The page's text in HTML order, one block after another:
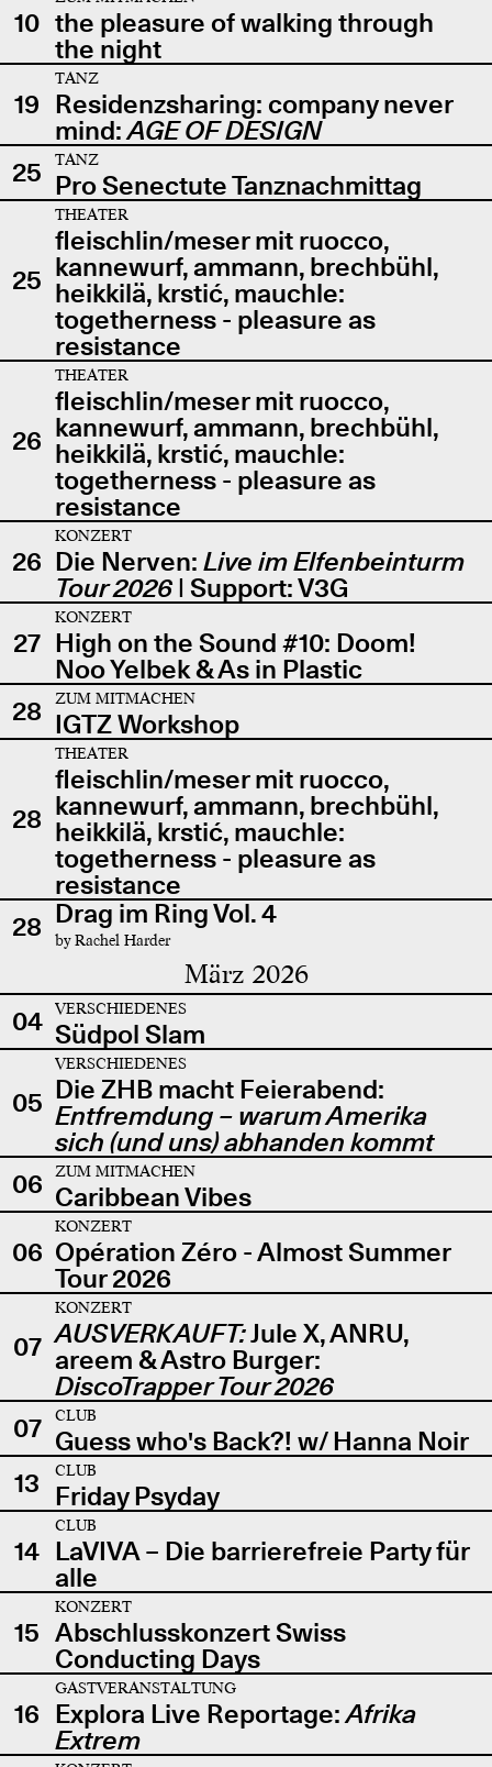
10 the pleasure of walking through
the night
19
TANZ
Residenzsharing: company never
mind:AGE OF DESIGN
25
TANZ
Pro Senectute Tanznachmittag
25
THEATER
fleischlin/meser mit ruocco,
kannewurf, ammann, brechbühl,
heikkilä, krstić, mauchle:
togetherness - pleasure as
resistance
26
THEATER
fleischlin/meser mit ruocco,
kannewurf, ammann, brechbühl,
heikkilä, krstić, mauchle:
togetherness - pleasure as
resistance
26
KONZERT
Die Nerven: Live im Elfenbeinturm
Tour 2026| Support: V3G
27
KONZERT
High on the Sound #10: Doom!
Noo Yelbek & As in Plastic
28
ZUM MITMACHEN
IGTZ Workshop
28
THEATER
fleischlin/meser mit ruocco,
kannewurf, ammann, brechbühl,
heikkilä, krstić, mauchle:
togetherness - pleasure as
resistance
28 Drag im Ring Vol. 4
by Rachel Harder
März 2026
04 VERSCHIEDENES
Südpol Slam
05
VERSCHIEDENES
Die ZHB macht Feierabend:
Entfremdung – warum Amerika
sich (und uns) abhanden kommt
06
ZUM MITMACHEN
Caribbean Vibes
06
KONZERT
Opération Zéro - Almost Summer
Tour 2026
07
KONZERT
AUSVERKAUFT:Jule X, ANRU,
areem & Astro Burger:
DiscoTrapper Tour 2026
07
CLUB
Guess who's Back?! w/ Hanna Noir
13
CLUB
Friday Psyday
14
CLUB
LaVIVA – Die barrierefreie Party für
alle
15
KONZERT
Abschlusskonzert Swiss
Conducting Days
16
GASTVERANSTALTUNG
Explora Live Reportage:Afrika
Extrem